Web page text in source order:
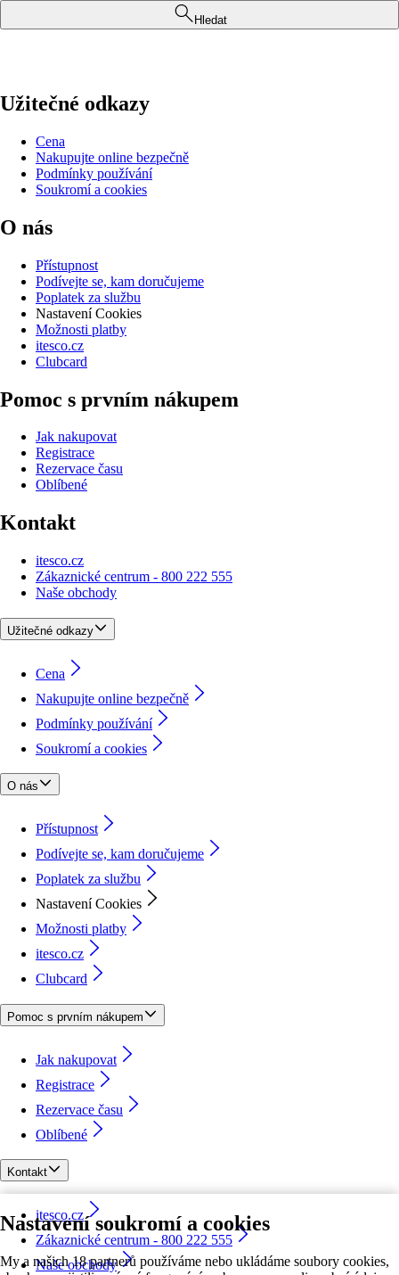
Nastavení soukromí a cookies
My a našich 18 partnerů používáme nebo ukládáme soubory cookies,
Hledat
Užitečné odkazy
Cena
Nakupujte online bezpečně
Podmínky používání
Soukromí a cookies
O nás
Přístupnost
Podívejte se, kam doručujeme
Poplatek za službu
Nastavení Cookies
Možnosti platby
itesco.cz
Clubcard
Pomoc s prvním nákupem
Jak nakupovat
Registrace
Rezervace času
Oblíbené
Kontakt
itesco.cz
Zákaznické centrum - 800 222 555
Naše obchody
Užitečné odkazy
Cena
Nakupujte online bezpečně
Podmínky používání
Soukromí a cookies
O nás
Přístupnost
Podívejte se, kam doručujeme
Poplatek za službu
Nastavení Cookies
Možnosti platby
itesco.cz
Clubcard
Pomoc s prvním nákupem
Jak nakupovat
Registrace
Rezervace času
Oblíbené
Kontakt
itesco.cz
Zákaznické centrum - 800 222 555
Naše obchody